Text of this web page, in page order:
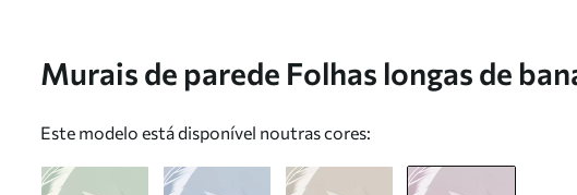
Murais de parede Folhas longas de
Este modelo está disponível noutras cores: